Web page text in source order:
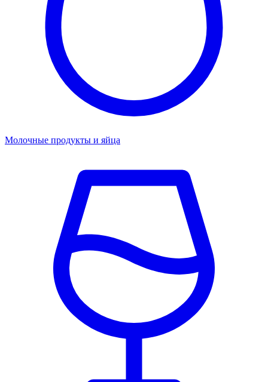
Молочные продукты и яйца